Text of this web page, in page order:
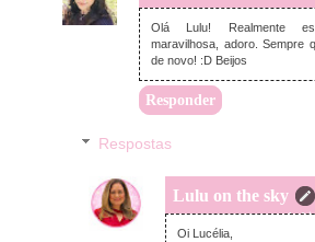
Olá Lulu! Realmente
maravilhosa, adoro. Sempre
de novo! :D Beijos
Responder
Respostas
Lulu on the sky
segunda-
Oi Lucélia,